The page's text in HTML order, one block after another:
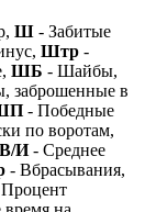
Ш - Забитые
Штр -
ШБ - Шайбы,
заброшенные в
- Победные
по воротам,
И- Среднее
- Вбрасывания,